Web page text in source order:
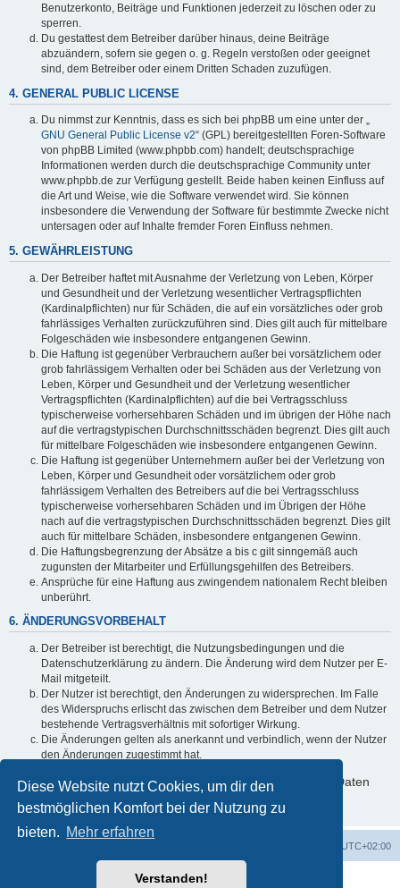
Diese Website nutzt Cookies, um dir den
bestmöglichen Komfort bei der Nutzung zu
bieten. Mehr erfahren
Verstanden!
Benutzerkonto, Beiträge und Funktionen jederzeit zu löschen oder zu
sperren.
Du gestattest dem Betreiber darüber hinaus, deine Beiträge
abzuändern, sofern sie gegen o. g. Regeln verstoßen oder geeignet
sind, dem Betreiber oder einem Dritten Schaden zuzufügen.
4. GENERAL PUBLIC LICENSE
Du nimmst zur Kenntnis, dass es sich bei phpBB um eine unter der „
GNU General Public License v2“ (GPL) bereitgestellten Foren-Software
von phpBB Limited (www.phpbb.com) handelt; deutschsprachige
Informationen werden durch die deutschsprachige Community unter
www.phpbb.de zur Verfügung gestellt. Beide haben keinen Einfluss auf
die Art und Weise, wie die Software verwendet wird. Sie können
insbesondere die Verwendung der Software für bestimmte Zwecke nicht
untersagen oder auf Inhalte fremder Foren Einfluss nehmen.
5. GEWÄHRLEISTUNG
Der Betreiber haftet mit Ausnahme der Verletzung von Leben, Körper
und Gesundheit und der Verletzung wesentlicher Vertragspflichten
(Kardinalpflichten) nur für Schäden, die auf ein vorsätzliches oder grob
fahrlässiges Verhalten zurückzuführen sind. Dies gilt auch für mittelbare
Folgeschäden wie insbesondere entgangenen Gewinn.
Die Haftung ist gegenüber Verbrauchern außer bei vorsätzlichem oder
grob fahrlässigem Verhalten oder bei Schäden aus der Verletzung von
Leben, Körper und Gesundheit und der Verletzung wesentlicher
Vertragspflichten (Kardinalpflichten) auf die bei Vertragsschluss
typischerweise vorhersehbaren Schäden und im übrigen der Höhe nach
auf die vertragstypischen Durchschnittsschäden begrenzt. Dies gilt auch
für mittelbare Folgeschäden wie insbesondere entgangenen Gewinn.
Die Haftung ist gegenüber Unternehmern außer bei der Verletzung von
Leben, Körper und Gesundheit oder vorsätzlichem oder grob
fahrlässigem Verhalten des Betreibers auf die bei Vertragsschluss
typischerweise vorhersehbaren Schäden und im Übrigen der Höhe
nach auf die vertragstypischen Durchschnittsschäden begrenzt. Dies gilt
auch für mittelbare Schäden, insbesondere entgangenen Gewinn.
Die Haftungsbegrenzung der Absätze a bis c gilt sinngemäß auch
zugunsten der Mitarbeiter und Erfüllungsgehilfen des Betreibers.
Ansprüche für eine Haftung aus zwingendem nationalem Recht bleiben
unberührt.
6. ÄNDERUNGSVORBEHALT
Der Betreiber ist berechtigt, die Nutzungsbedingungen und die
Datenschutzerklärung zu ändern. Die Änderung wird dem Nutzer per E-
Mail mitgeteilt.
Der Nutzer ist berechtigt, den Änderungen zu widersprechen. Im Falle
des Widerspruchs erlischt das zwischen dem Betreiber und dem Nutzer
bestehende Vertragsverhältnis mit sofortiger Wirkung.
Die Änderungen gelten als anerkannt und verbindlich, wenn der Nutzer
den Änderungen zugestimmt hat.
Informationen über den Umgang mit deinen persönlichen Daten
sind in der Datenschutzerklärung enthalten.
UTC+02:00
Powered byphpBB® Forum Software © phpBB Limited